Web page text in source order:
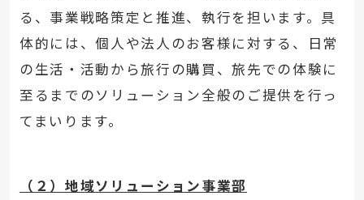
る、事業戦略策定と推進、執行を担います。具
体的には、個人や法人のお客様に対する、日常
の生活・活動から旅行の購買、旅先での体験に
至るまでのソリューション全般のご提供を行っ
てまいります。
（２）地域ソリューション事業部